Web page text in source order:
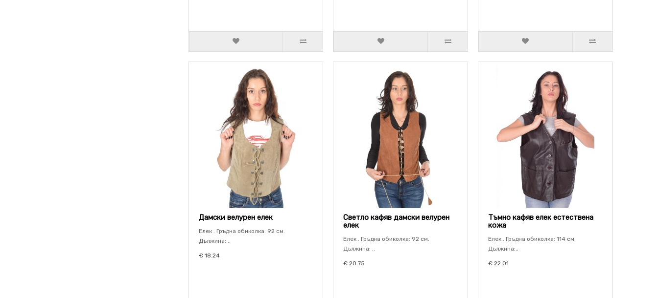
Дамски велурен елек
Елек . Гръдна обиколка: 92 см.
Дължина: ..
€ 18.24
Светло кафяв дамски велурен
елек
Елек . Гръдна обиколка: 92 см.
Дължина: ..
€ 20.75
Тъмно кафяв елек естествена
кожа
Елек . Гръдна обиколка: 114 см.
Дължина:..
€ 22.01